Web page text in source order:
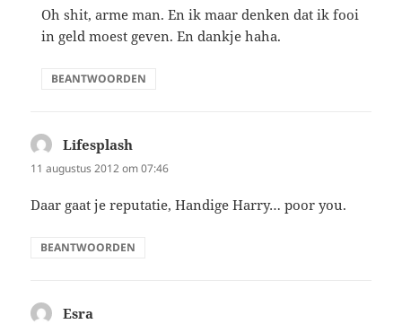
Oh shit, arme man. En ik maar denken dat ik fooi
in geld moest geven. En dankje haha.
BEANTWOORDEN
Lifesplash
11 augustus 2012 om 07:46
Daar gaat je reputatie, Handige Harry… poor you.
BEANTWOORDEN
Esra